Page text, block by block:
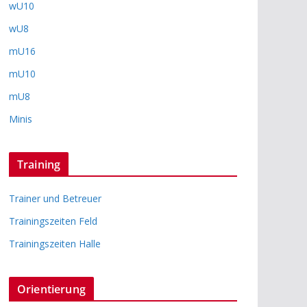
wU10
wU8
mU16
mU10
mU8
Minis
Training
Trainer und Betreuer
Trainingszeiten Feld
Trainingszeiten Halle
Orientierung